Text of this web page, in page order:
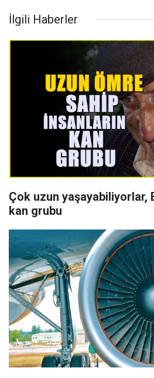
İlgili Haberler
Çok uzun yaşayabiliyorlar,
kan grubu